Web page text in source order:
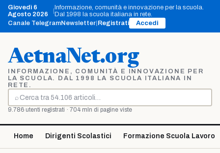
Vai
contenuto
Giovedì 6
Agosto 2026
Informazione, comunità e innovazione per la scuola.
Dal 1998 la scuola italiana in rete.
Canale TelegramNewsletter Registrati Accedi
AetnaNet.org
INFORMAZIONE, COMUNITÀ E INNOVAZIONE PER
LA SCUOLA. DAL 1998 LA SCUOLA ITALIANA IN
RETE.
⌕
Cerca
9.786 utenti registrati · 704 mln di pagine viste
Home Dirigenti Scolastici Formazione Scuola Lavoro